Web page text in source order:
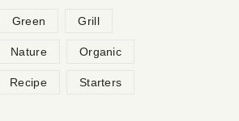
Green Grill
Nature Organic
Recipe Starters